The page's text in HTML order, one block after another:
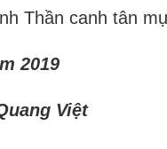
Thần canh tân
2019
Việt